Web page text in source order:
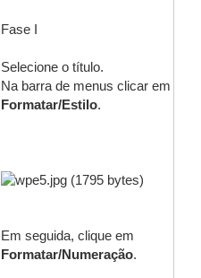
Fase I
Selecione o título.
Na barra de menus clicar em
Formatar/Estilo.
Em seguida, clique em
Formatar/Numeração.